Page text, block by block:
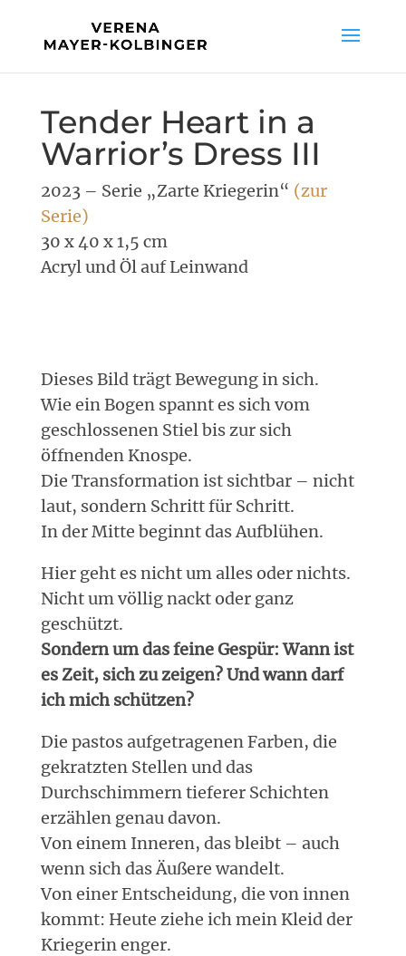
Tender Heart in a
Warrior’s Dress III
2023 – Serie „Zarte Kriegerin“ (zur
Serie)
30 x 40 x 1,5 cm
Acryl und Öl auf Leinwand
Dieses Bild trägt Bewegung in sich.
Wie ein Bogen spannt es sich vom
geschlossenen Stiel bis zur sich
öffnenden Knospe.
Die Transformation ist sichtbar – nicht
laut, sondern Schritt für Schritt.
In der Mitte beginnt das Aufblühen.
Hier geht es nicht um alles oder nichts.
Nicht um völlig nackt oder ganz
geschützt.
Sondern um das feine Gespür: Wann ist
es Zeit, sich zu zeigen? Und wann darf
ich mich schützen?
Die pastos aufgetragenen Farben, die
gekratzten Stellen und das
Durchschimmern tieferer Schichten
erzählen genau davon.
Von einem Inneren, das bleibt – auch
wenn sich das Äußere wandelt.
Von einer Entscheidung, die von innen
kommt: Heute ziehe ich mein Kleid der
Kriegerin enger.